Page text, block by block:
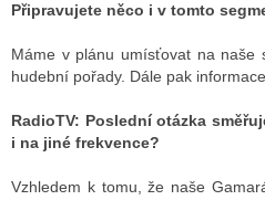
Připravujete něco i v tomto
Máme v plánu umísťovat na naše
hudební pořady. Dále pak
RadioTV: Poslední otázka
i na jiné frekvence?
Vzhledem k tomu, že naše